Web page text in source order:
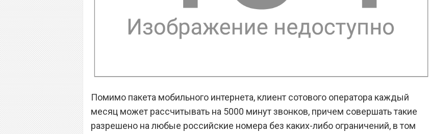
Помимо пакета мобильного интернета, клиент сотового оператора каждый
месяц может рассчитывать на 5000 минут звонков, причем совершать такие
разрешено на любые российские номера без каких-либо ограничений, в том